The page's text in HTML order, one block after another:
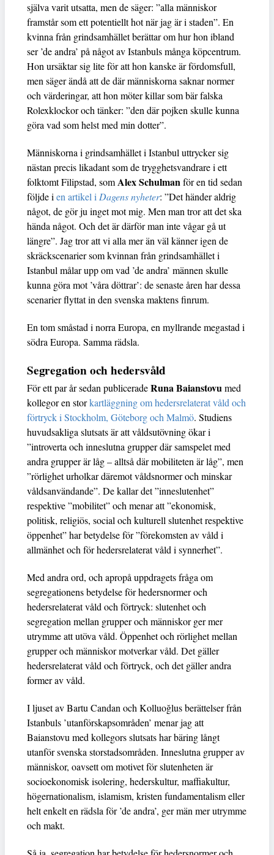
själva varit utsatta, men de säger: ”alla människor
framstår som ett potentiellt hot när jag är i staden”. En
kvinna från grindsamhället berättar om hur hon ibland
ser ’de andra’ på något av Istanbuls många köpcentrum.
Hon ursäktar sig lite för att hon kanske är fördomsfull,
men säger ändå att de där människorna saknar normer
och värderingar, att hon möter killar som bär falska
Rolexklockor och tänker: ”den där pojken skulle kunna
göra vad som helst med min dotter”.
Människorna i grindsamhället i Istanbul uttrycker sig
nästan precis likadant som de trygghetsvandrare i ett
folktomt Filipstad, somAlex Schulmanför en tid sedan
följde ien artikel iDagens nyheter: ”Det händer aldrig
något, de gör ju inget mot mig. Men man tror att det ska
hända något. Och det är därför man inte vågar gå ut
längre”. Jag tror att vi alla mer än väl känner igen de
skräckscenarier som kvinnan från grindsamhället i
Istanbul målar upp om vad ’de andra’ männen skulle
kunna göra mot ’våra döttrar’: de senaste åren har dessa
scenarier flyttat in den svenska maktens finrum.
En tom småstad i norra Europa, en myllrande megastad i
södra Europa. Samma rädsla.
Segregation och hedersvåld
För ett par år sedan publiceradeRuna Baianstovumed
kollegor en storkartläggning om hedersrelaterat våld och
förtryck i Stockholm, Göteborg och Malmö. Studiens
huvudsakliga slutsats är att våldsutövning ökar i
”introverta och inneslutna grupper där samspelet med
andra grupper är låg – alltså där mobiliteten är låg”, men
”rörlighet urholkar däremot våldsnormer och minskar
våldsanvändande”. De kallar det ”inneslutenhet”
respektive ”mobilitet” och menar att ”ekonomisk,
politisk, religiös, social och kulturell slutenhet respektive
öppenhet” har betydelse för ”förekomsten av våld i
allmänhet och för hedersrelaterat våld i synnerhet”.
Med andra ord, och apropå uppdragets fråga om
segregationens betydelse för hedersnormer och
hedersrelaterat våld och förtryck: slutenhet och
segregation mellan grupper och människor ger mer
utrymme att utöva våld. Öppenhet och rörlighet mellan
grupper och människor motverkar våld. Det gäller
hedersrelaterat våld och förtryck, och det gäller andra
former av våld.
I ljuset av Bartu Candan och Kolluoğlus berättelser från
Istanbuls ’utanförskapsområden’ menar jag att
Baianstovu med kollegors slutsats har bäring långt
utanför svenska storstadsområden. Inneslutna grupper av
människor, oavsett om motivet för slutenheten är
socioekonomisk isolering, hederskultur, maffiakultur,
högernationalism, islamism, kristen fundamentalism eller
helt enkelt en rädsla för ’de andra’, ger män mer utrymme
och makt.